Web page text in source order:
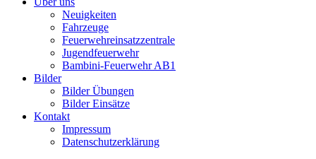
Neuigkeiten
Fahrzeuge
Feuerwehreinsatzzentrale
Jugendfeuerwehr
Bambini-Feuerwehr AB1
Bilder
Bilder Übungen
Bilder Einsätze
Kontakt
Impressum
Datenschutzerklärung